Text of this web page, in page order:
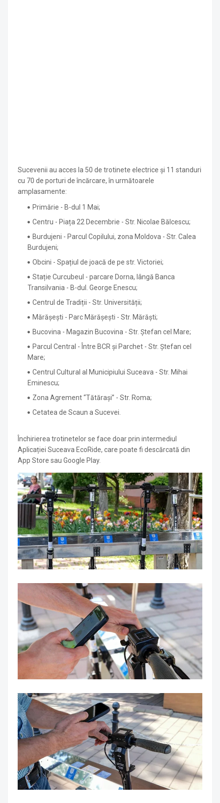
Sucevenii au acces la 50 de trotinete electrice și 11 standuri
cu 70 de porturi de încărcare, în următoarele
amplasamente:
Primărie - B-dul 1 Mai;
Centru - Piața 22 Decembrie - Str. Nicolae Bălcescu;
Burdujeni - Parcul Copilului, zona Moldova - Str. Calea
Burdujeni;
Obcini - Spațiul de joacă de pe str. Victoriei;
Stație Curcubeul - parcare Dorna, lângă Banca
Transilvania - B-dul. George Enescu;
Centrul de Tradiții - Str. Universității;
Mărășești - Parc Mărășești - Str. Mărăști;
Bucovina - Magazin Bucovina - Str. Ștefan cel Mare;
Parcul Central - Între BCR și Parchet - Str. Ștefan cel
Mare;
Centrul Cultural al Municipiului Suceava - Str. Mihai
Eminescu;
Zona Agrement “Tătărași” - Str. Roma;
Cetatea de Scaun a Sucevei.
Închirierea trotinetelor se face doar prin intermediul
Aplicației Suceava EcoRide, care poate fi descărcată din
App Store sau Google Play.